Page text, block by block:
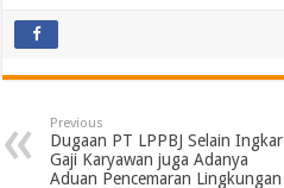
Previous
Dugaan PT LPPBJ Selain Ingkar
Gaji Karyawan juga Adanya
Aduan Pencemaran Lingkungan